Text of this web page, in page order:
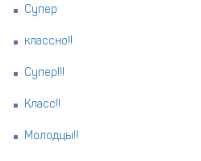
Супер
классно!!
Супер!!!
Класс!!
Молодцы!!